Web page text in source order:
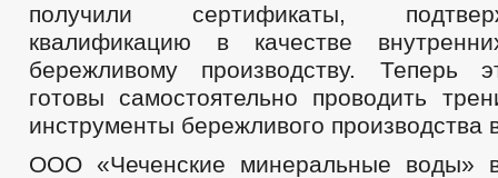
получили сертификаты,
квалификацию в качестве
бережливому производству. Теперь
готовы самостоятельно проводить
инструменты бережливого производства
ООО «Чеченские минеральные воды»